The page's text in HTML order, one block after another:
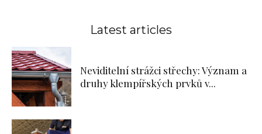
Latest articles
Neviditelní strážci střechy: Význam a
druhy klempířských prvků v...